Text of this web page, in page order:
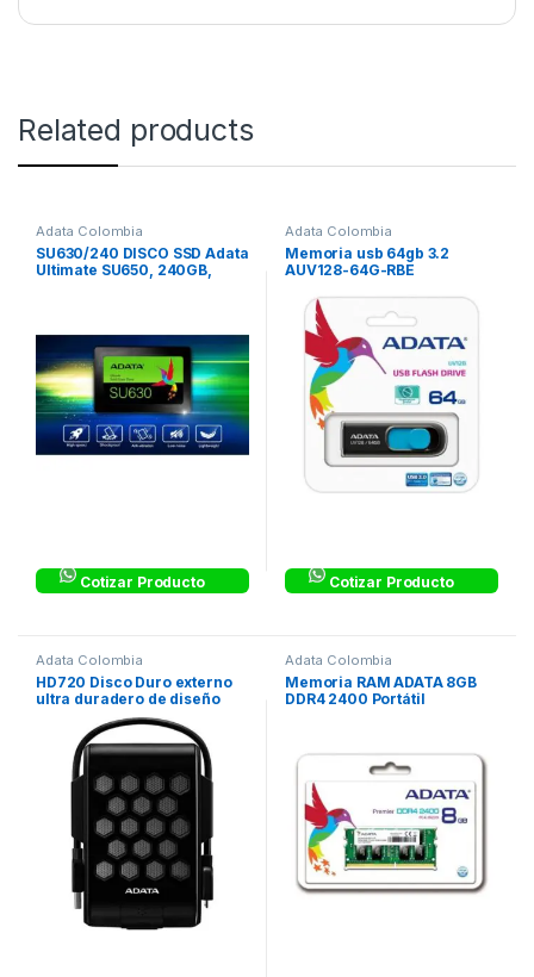
Related products
Adata Colombia
SU630/240 DISCO SSD Adata
Ultimate SU650, 240GB,
Cotizar Producto
Adata Colombia
Memoria usb 64gb 3.2
AUV128-64G-RBE
Cotizar Producto
Adata Colombia
HD720 Disco Duro externo
ultra duradero de diseño
deportivo. Referencia
AHD720-1TU3-CBK
Adata Colombia
Memoria RAM ADATA 8GB
DDR4 2400 Portátil